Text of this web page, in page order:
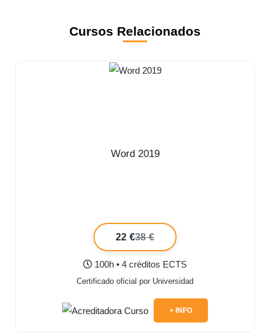
Cursos Relacionados
Word 2019
22 €38 €
100h • 4 créditos ECTS
Certificado oficial por Universidad
+ INFO